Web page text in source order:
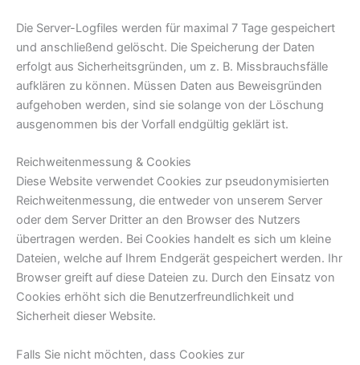
Die Server-Logfiles werden für maximal 7 Tage gespeichert
und anschließend gelöscht. Die Speicherung der Daten
erfolgt aus Sicherheitsgründen, um z. B. Missbrauchsfälle
aufklären zu können. Müssen Daten aus Beweisgründen
aufgehoben werden, sind sie solange von der Löschung
ausgenommen bis der Vorfall endgültig geklärt ist.
Reichweitenmessung & Cookies
Diese Website verwendet Cookies zur pseudonymisierten
Reichweitenmessung, die entweder von unserem Server
oder dem Server Dritter an den Browser des Nutzers
übertragen werden. Bei Cookies handelt es sich um kleine
Dateien, welche auf Ihrem Endgerät gespeichert werden. Ihr
Browser greift auf diese Dateien zu. Durch den Einsatz von
Cookies erhöht sich die Benutzerfreundlichkeit und
Sicherheit dieser Website.
Falls Sie nicht möchten, dass Cookies zur